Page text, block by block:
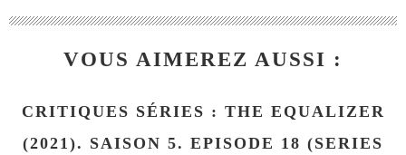
VOUS AIMEREZ AUSSI :
CRITIQUES SÉRIES : THE EQUALIZER
(2021). SAISON 5. EPISODE 18 (SERIES